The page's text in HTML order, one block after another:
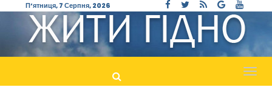
П’ятниця, 7 Серпня, 2026